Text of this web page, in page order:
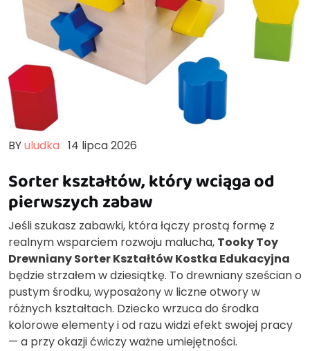
BYuludka 14 lipca 2026
Sorter kształtów, który wciąga od
pierwszych zabaw
Jeśli szukasz zabawki, która łączy prostą formę z
realnym wsparciem rozwoju malucha, Tooky Toy
Drewniany Sorter Kształtów Kostka Edukacyjna
będzie strzałem w dziesiątkę. To drewniany sześcian o
pustym środku, wyposażony w liczne otwory w
różnych kształtach. Dziecko wrzuca do środka
kolorowe elementy i od razu widzi efekt swojej pracy
— a przy okazji ćwiczy ważne umiejętności.